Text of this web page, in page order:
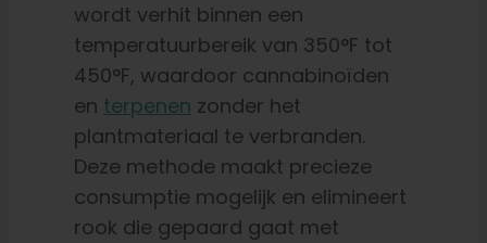
wordt verhit binnen een
temperatuurbereik van 350°F tot
450°F, waardoor cannabinoïden
en terpenen zonder het
plantmateriaal te verbranden.
Deze methode maakt precieze
consumptie mogelijk en elimineert
rook die gepaard gaat met